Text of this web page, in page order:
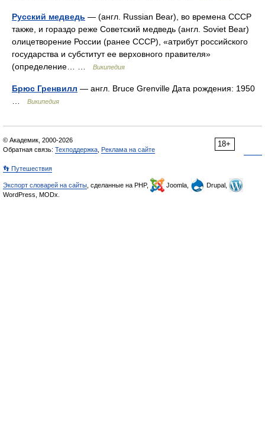
Русский медведь — (англ. Russian Bear), во времена СССР
также, и гораздо реже Советский медведь (англ. Soviet Bear)
олицетворение России (ранее СССР), «атрибут российского
государ­ства и субститут ее верховного правителя»
(определение… …
Википедия
Брюс Гренвилл — англ. Bruce Grenville Дата рождения: 1950
Википедия
18+
© Академик, 2000-2026
Обратная связь: Техподдержка Реклама на сайте
👣 Путешествия
Экспорт словарей на сайты , сделанные на PHP, Joomla,
Drupal,
WordPress, MODx.